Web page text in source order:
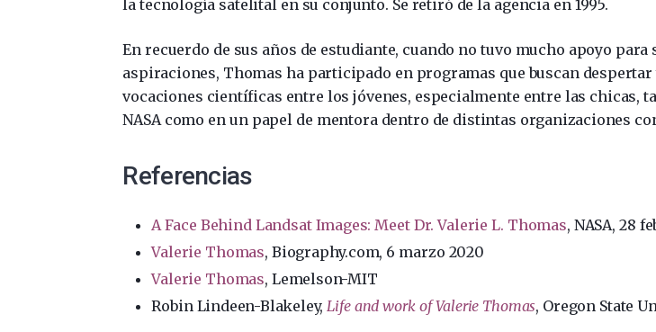
la tecnología satelital en su conjunto. Se retiró de la agencia en 1995.
En recuerdo de sus años de estudiante, cuando no tuvo mucho apoyo para
aspiraciones, Thomas ha participado en programas que buscan
vocaciones científicas entre los jóvenes, especialmente entre las chicas,
NASA como en un papel de mentora dentro de distintas organizaciones
Referencias
A Face Behind Landsat Images: Meet Dr. Valerie L. Thomas, NASA, 28
Valerie Thomas, Biography.com, 6 marzo 2020
Valerie Thomas, Lemelson-MIT
Robin Lindeen-Blakeley,Life and work of Valerie Thomas, Oregon State